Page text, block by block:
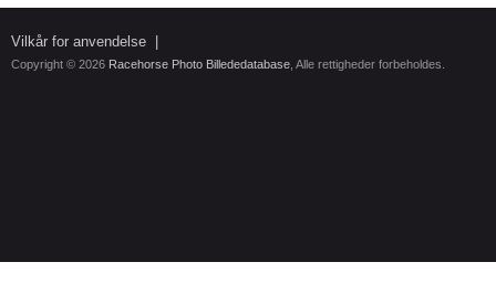
Vilkår for anvendelse
Copyright © 2026 Racehorse Photo Billededatabase , Alle rettigheder forbeholdes.